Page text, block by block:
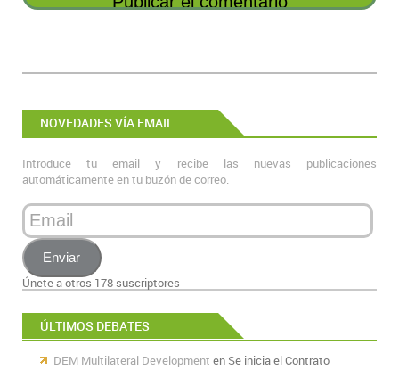
NOVEDADES VÍA EMAIL
Introduce tu email y recibe las nuevas publicaciones
automáticamente en tu buzón de correo.
Email
Enviar
Únete a otros 178 suscriptores
ÚLTIMOS DEBATES
DEM Multilateral Development en Se inicia el Contrato